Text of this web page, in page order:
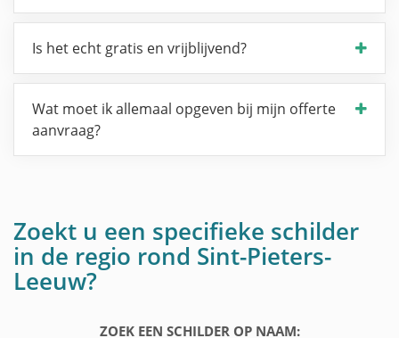
Is het echt gratis en vrijblijvend?
Wat moet ik allemaal opgeven bij mijn offerte
aanvraag?
Zoekt u een specifieke schilder
in de regio rond Sint-Pieters-
Leeuw?
ZOEK EEN SCHILDER OP NAAM: